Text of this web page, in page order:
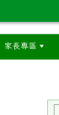
家長專區